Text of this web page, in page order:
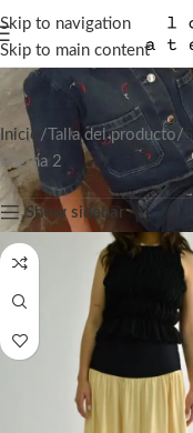
Skip to navigation
Skip to main content
Inicio Talla del producto S
Página 2
Show sidebar